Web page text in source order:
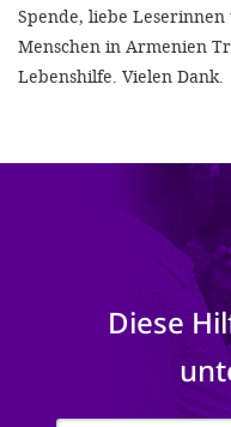
Spende, liebe
Menschen in Armenien
Lebenshilfe. Vielen Dank.
Diese